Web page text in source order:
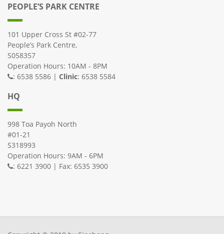
PEOPLE’S PARK CENTRE
101 Upper Cross St #02-77
People’s Park Centre,
S058357
Operation Hours: 10AM - 8PM
: 6538 5586 | Clinic: 6538 5584
HQ
998 Toa Payoh North
#01-21
S318993
Operation Hours: 9AM - 6PM
: 6221 3900 | Fax: 6535 3900